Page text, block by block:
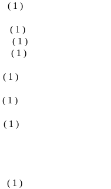
( 1 )
( 1 )
( 1 )
( 1 )
( 1 )
( 1 )
( 1 )
( 1 )